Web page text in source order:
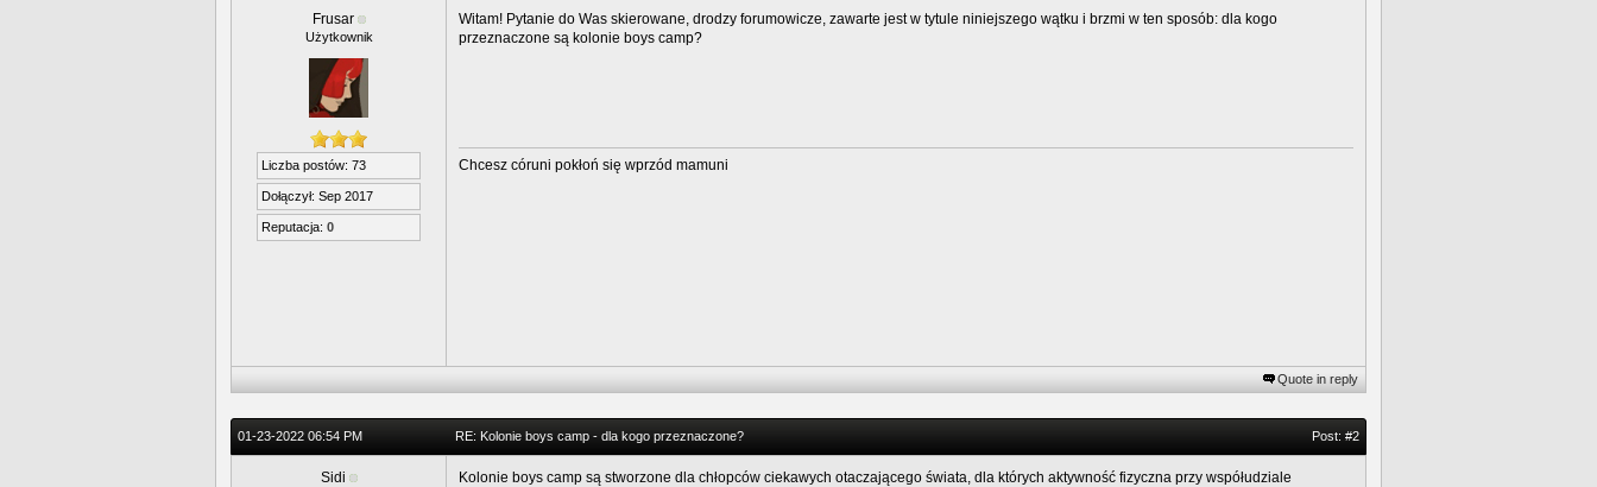
Frusar
Użytkownik
Liczba postów: 73
Dołączył: Sep 2017
Reputacja: 0
Witam! Pytanie do Was skierowane, drodzy forumowicze, zawarte jest w tytule niniejszego wątku i brzmi w ten sposób: dla kogo
przeznaczone są kolonie boys camp?
Chcesz córuni pokłoń się wprzód mamuni
Quote in reply
01-23-2022 06:54 PM RE: Kolonie boys camp - dla kogo przeznaczone? Post: #2
Sidi
Kolonie boys camp są stworzone dla chłopców ciekawych otaczającego świata, dla których aktywność fizyczna przy współudziale